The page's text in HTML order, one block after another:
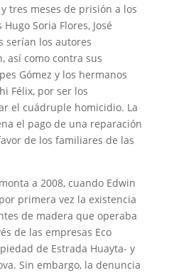
tres meses de prisión a los
Soria Flores, José
serían los autores
así como contra sus
Gómez y los hermanos
Félix, por ser los
el cuádruple homicidio. La
el pago de una reparación
de los familiares de las
a 2008, cuando Edwin
primera vez la existencia
de madera que operaba
de las empresas Eco
de Estrada Huayta- y
Sin embargo, la denuncia